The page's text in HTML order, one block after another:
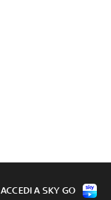
ACCEDI A SKY GO